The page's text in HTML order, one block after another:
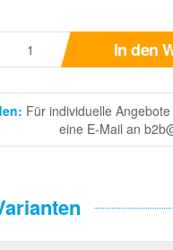
In den
: Für individuelle
eine E-Mail an